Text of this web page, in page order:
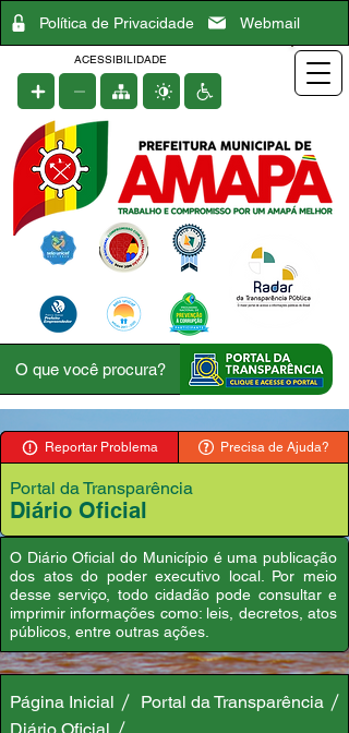
Política de Privacidade Webmail
ACESSIBILIDADE
Reportar Problema Precisa de Ajuda?
Portal da Transparência
Diário Oficial
O Diário Oficial do Município é uma publicação
dos atos do poder executivo local. Por meio
desse serviço, todo cidadão pode consultar e
imprimir informações como: leis, decretos, atos
públicos, entre outras ações.
Página Inicial
Portal da Transparência